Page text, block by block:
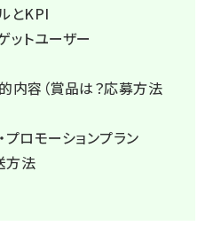
とKPI
ットユーザー
内容（賞品は？応募方法
プロモーションプラン
方法